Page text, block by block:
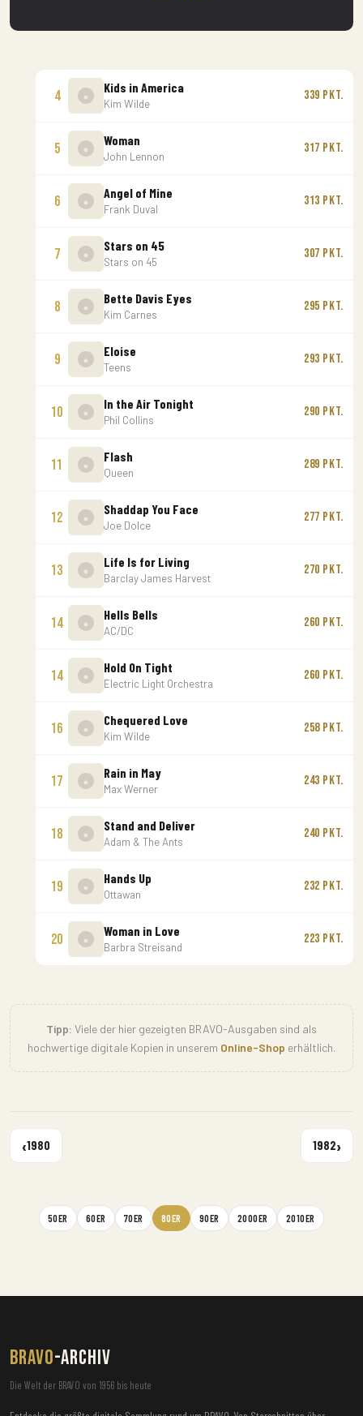
4
Kids in America
Kim Wilde
339 Pkt.
5
Woman
John Lennon
317 Pkt.
6
Angel of Mine
Frank Duval
313 Pkt.
7
Stars on 45
Stars on 45
307 Pkt.
8
Bette Davis Eyes
Kim Carnes
295 Pkt.
9
Eloise
Teens
293 Pkt.
10
In the Air Tonight
Phil Collins
290 Pkt.
11
Flash
Queen
289 Pkt.
12
Shaddap You Face
Joe Dolce
277 Pkt.
13
Life Is for Living
Barclay James Harvest
270 Pkt.
14
Hells Bells
AC/DC
260 Pkt.
14
Hold On Tight
Electric Light Orchestra
260 Pkt.
16
Chequered Love
Kim Wilde
258 Pkt.
17
Rain in May
Max Werner
243 Pkt.
18
Stand and Deliver
Adam & The Ants
240 Pkt.
19
Hands Up
Ottawan
232 Pkt.
20
Woman in Love
Barbra Streisand
223 Pkt.
Tipp: Viele der hier gezeigten BRAVO-Ausgaben sind als
hochwertige digitale Kopien in unserem Online-Shop erhältlich.
‹1980 1982›
50ER 60ER 70ER 80ER 90ER 2000ER 2010ER
BRAVO-ARCHIV
Die Welt der BRAVO von 1956 bis heute